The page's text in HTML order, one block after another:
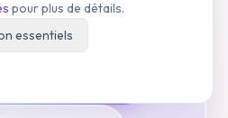
l'essai gratuit
pour plus de détails.
essentiels